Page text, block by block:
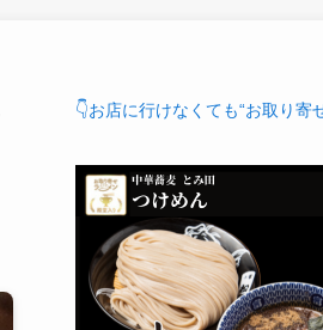
👇お店に行けなくても“お取り寄